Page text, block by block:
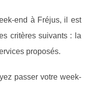
end à Fréjus, il est
critères suivants : la
proposés.
passer votre week-